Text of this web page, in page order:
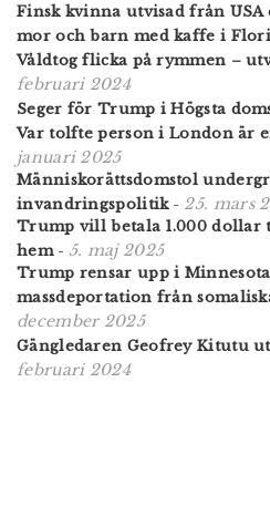
Finsk kvinna utvisad från
mor och barn med kaffe i
Våldtog flicka på rymmen –
februari 2024
Seger för Trump i Högsta
Var tolfte person i London är
januari 2025
Människorättsdomstol
invandringspolitik- 25. mars
Trump vill betala 1.000 dollar
hem- 5. maj 2025
Trump rensar upp i
massdeportation från
december 2025
Gängledaren Geofrey Kitutu
februari 2024